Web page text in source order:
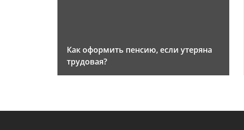
Как оформить пенсию, если утеряна
трудовая?